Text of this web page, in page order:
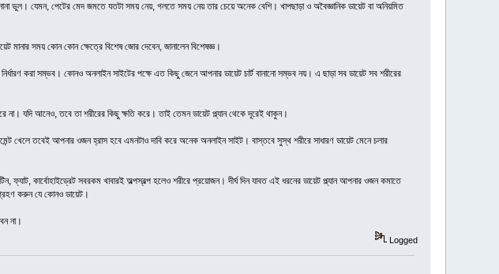
ভুল। যেমন, পেটের মেদ জমতে যতটা সময় নেয়, গলতে সময় নেয় তার চেয়ে অনেক বেশি। খাপছাড়া ও অবৈজ্ঞানিক ডায়েট বা অনিয়মিত
মানার সময় কোন কোন ক্ষেত্রে বিশেষ জোর দেবেন, জানালেন বিশেষজ্ঞ।
করা সম্ভব। কোনও অনলাইন সাইটের পক্ষে এত কিছু জেনে আপনার ডায়েট চার্ট বানানো সম্ভব নয়। এ ছাড়া সব ডায়েট সব শরীরের
যদি আনেও, তবে তা শরীরের কিছু ক্ষতি করে। তাই তেমন ডায়েট প্ল্যান থেকে দূরেই থাকুন।
খেলে তবেই আপনার ওজন হ্রাস হবে এমনটাও দাবি করে অনেক অনলাইন সাইট। বাস্তবে সুস্থ শরীরে সাধারণ ডায়েট মেনে চলার
ফ্যাট, কার্বোহাইড্রেট সবরকম খাবারই অল্পস্বল্প হলেও শরীরে প্রয়োজন। দীর্ঘ দিন যাবত এই ধরনের ডায়েট প্ল্যান আপনার ওজন কমাতে
গ্রহণ করুন যে কোনও ডায়েট।
না।
Logged